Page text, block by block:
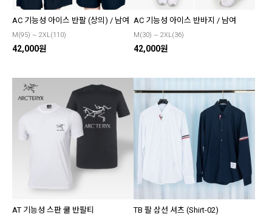
AC 기능성 아이스 반팔 (상의) / 남여
M(95) ~ 2XL(110)
42,000원
AC 기능성 아이스 반바지 / 남여
M(30) ~ 2XL(36)
42,000원
AT 기능성 스판 쿨 반팔티 TB 팔 삼선 셔츠 (Shirt-02)